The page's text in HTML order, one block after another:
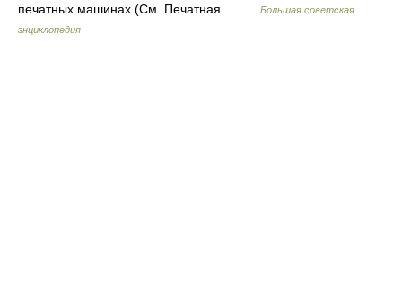
печатных машинах (См. Печатная… …
Большая советская
энциклопедия